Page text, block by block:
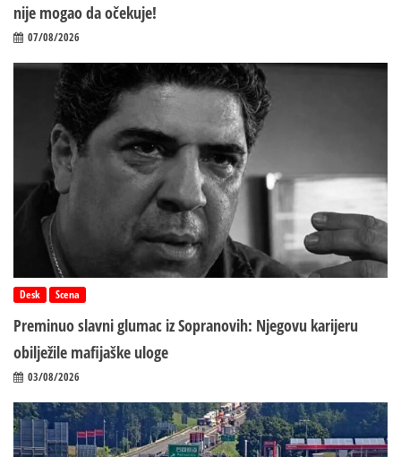
nije mogao da očekuje!
07/08/2026
Desk Scena
Preminuo slavni glumac iz Sopranovih: Njegovu karijeru
obilježile mafijaške uloge
03/08/2026